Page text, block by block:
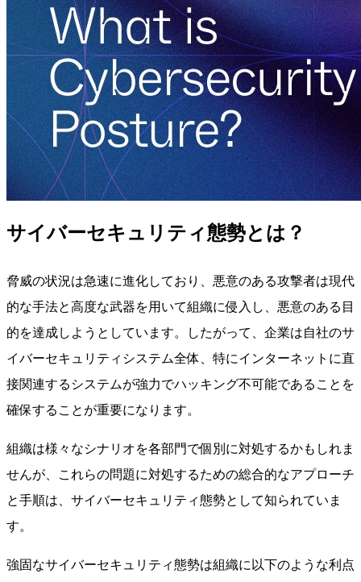
サイバーセキュリティ態勢とは？
脅威の状況は急速に進化しており、悪意のある攻撃者は現代
的な手法と高度な武器を用いて組織に侵入し、悪意のある目
的を達成しようとしています。したがって、企業は自社のサ
イバーセキュリティシステム全体、特にインターネットに直
接関連するシステムが強力でハッキング不可能であることを
確保することが重要になります。
組織は様々なシナリオを各部門で個別に対処するかもしれま
せんが、これらの問題に対処するための総合的なアプローチ
と手順は、サイバーセキュリティ態勢として知られていま
す。
強固なサイバーセキュリティ態勢は組織に以下のような利点